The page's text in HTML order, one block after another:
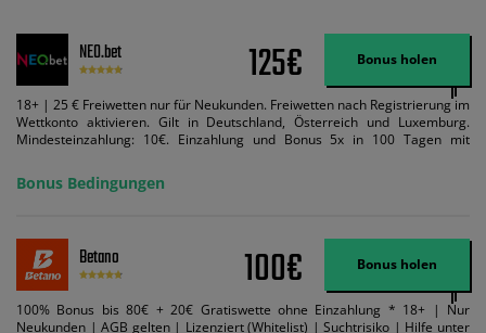
NEO.bet 125€ Bonus holen
18+ | 25 € Freiwetten nur für Neukunden. Freiwetten nach Registrierung im
Wettkonto aktivieren. Gilt in Deutschland, Österreich und Luxemburg.
Mindesteinzahlung: 10€. Einzahlung und Bonus 5x in 100 Tagen mit
Bedingungen können geändert werden. AGB gelten. Lizenziert; Hilfe bei
Suchtrisiken: buwei.de.
Bonus Bedingungen
Betano 100€ Bonus holen
100% Bonus bis 80€ + 20€ Gratiswette ohne Einzahlung * 18+ | Nur
Neukunden | AGB gelten | Lizenziert (Whitelist) | Suchtrisiko | Hilfe unter